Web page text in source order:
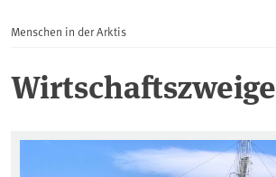
Menschen in der Arktis
Wirtschaftszweige